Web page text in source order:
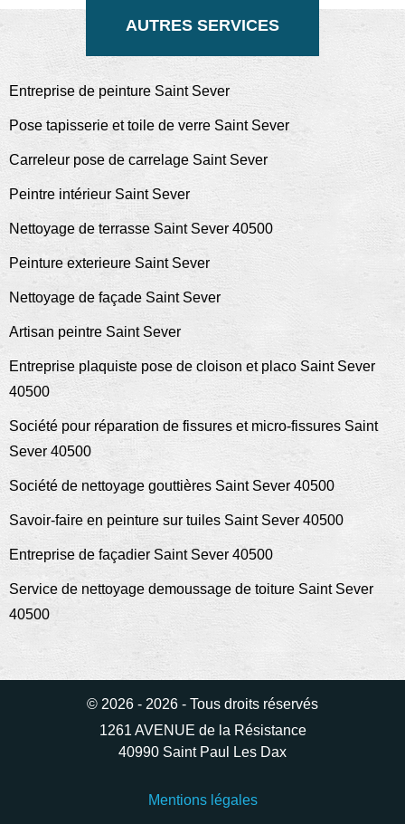
AUTRES SERVICES
Entreprise de peinture Saint Sever
Pose tapisserie et toile de verre Saint Sever
Carreleur pose de carrelage Saint Sever
Peintre intérieur Saint Sever
Nettoyage de terrasse Saint Sever 40500
Peinture exterieure Saint Sever
Nettoyage de façade Saint Sever
Artisan peintre Saint Sever
Entreprise plaquiste pose de cloison et placo Saint Sever
40500
Société pour réparation de fissures et micro-fissures Saint
Sever 40500
Société de nettoyage gouttières Saint Sever 40500
Savoir-faire en peinture sur tuiles Saint Sever 40500
Entreprise de façadier Saint Sever 40500
Service de nettoyage demoussage de toiture Saint Sever
40500
© 2026 - 2026 - Tous droits réservés
1261 AVENUE de la Résistance
40990 Saint Paul Les Dax
Mentions légales